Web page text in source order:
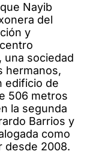
Nayib
del
y
una sociedad
hermanos,
edificio de
506 metros
la segunda
Barrios y
como
desde 2008.